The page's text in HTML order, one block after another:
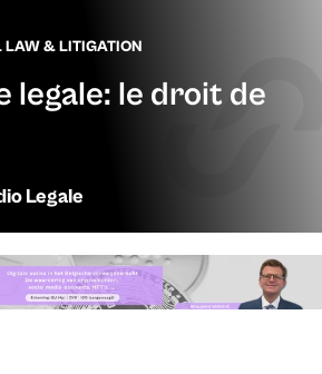
LAW & LITIGATION
legale: le droit de
Legale